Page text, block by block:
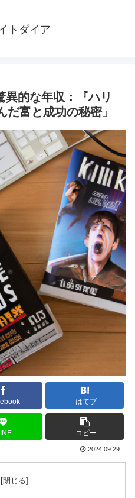
トダイア
異的な年収：『ハリ
富と成功の秘密」
はてブ
コピー
2024.09.29